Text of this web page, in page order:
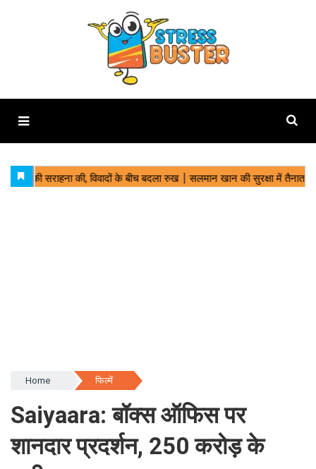
Home फिल्में
Saiyaara: बॉक्स ऑफिस पर
शानदार प्रदर्शन, 250 करोड़ के